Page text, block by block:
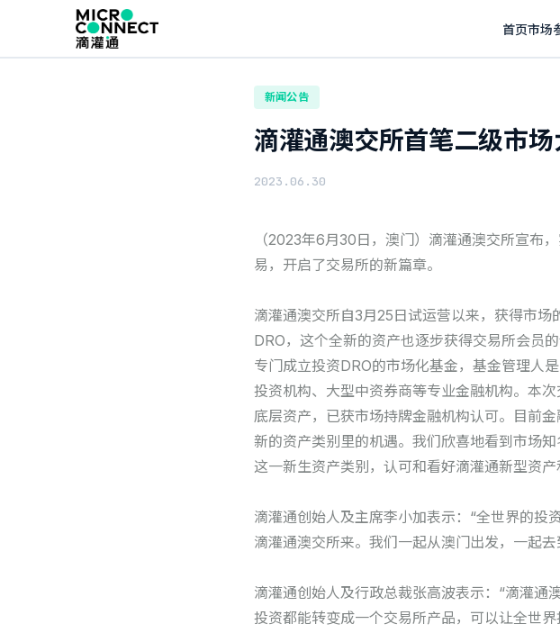
首页市场
首页 动态 新闻公告
新闻公告
滴灌通澳交所首笔二级市
2023.06.30
（2023年6月30日，澳门）滴灌通澳交所宣布
易，开启了交易所的新篇章。
滴灌通澳交所自3月25日试运营以来，获得市
DRO，这个全新的资产也逐步获得交易所会员
专门成立投资DRO的市场化基金，基金管理人
投资机构、大型中资券商等专业金融机构。本
底层资产，已获市场持牌金融机构认可。目前
新的资产类别里的机遇。我们欣喜地看到市场
这一新生资产类别，认可和看好滴灌通新型资产
滴灌通创始人及主席李小加表示：“全世界的投
滴灌通澳交所来。我们一起从澳门出发，一起
滴灌通创始人及行政总裁张高波表示：“滴灌通
投资都能转变成一个交易所产品，可以让全世